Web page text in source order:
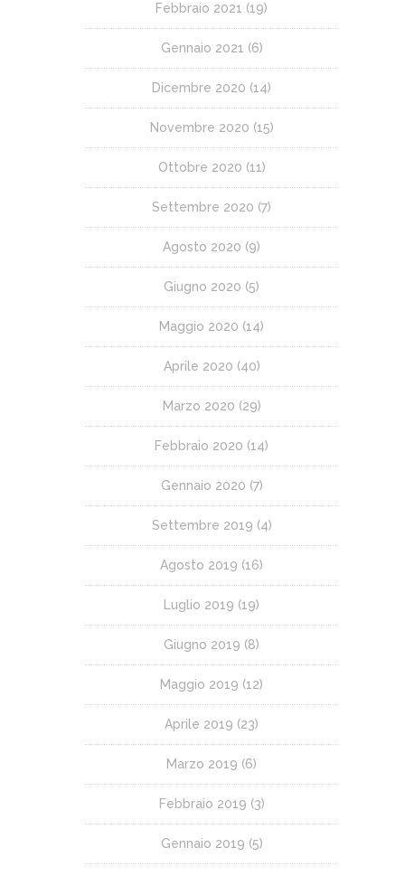
Febbraio 2021 (19)
Gennaio 2021 (6)
Dicembre 2020 (14)
Novembre 2020 (15)
Ottobre 2020 (11)
Settembre 2020 (7)
Agosto 2020 (9)
Giugno 2020 (5)
Maggio 2020 (14)
Aprile 2020 (40)
Marzo 2020 (29)
Febbraio 2020 (14)
Gennaio 2020 (7)
Settembre 2019 (4)
Agosto 2019 (16)
Luglio 2019 (19)
Giugno 2019 (8)
Maggio 2019 (12)
Aprile 2019 (23)
Marzo 2019 (6)
Febbraio 2019 (3)
Gennaio 2019 (5)